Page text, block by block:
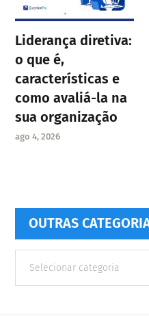
Liderança diretiva:
o que é,
características e
como avaliá-la na
sua organização
ago 4, 2026
OUTRAS
Categorias